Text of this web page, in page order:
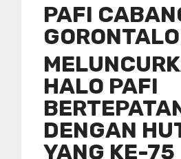
PAFI
GORONTALO
HALO PAFI
DENGAN
YANG KE-75